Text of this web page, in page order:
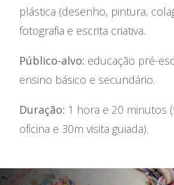
plástica (desenho, pintura,
fotografia e escrita criativa.
Público-alvo: educação pré-
ensino básico e secundário.
Duração: 1 hora e 20 minutos
oficina e 30m visita guiada).